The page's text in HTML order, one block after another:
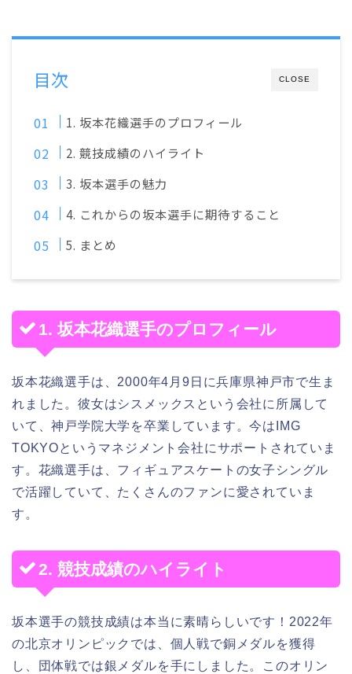
CLOSE
目次
1. 坂本花織選手のプロフィール
2. 競技成績のハイライト
3. 坂本選手の魅力
4. これからの坂本選手に期待すること
5. まとめ
1. 坂本花織選手のプロフィール
坂本花織選手は、2000年4月9日に兵庫県神戸市で生ま
れました。彼女はシスメックスという会社に所属して
いて、神戸学院大学を卒業しています。今はIMG
TOKYOというマネジメント会社にサポートされていま
す。花織選手は、フィギュアスケートの女子シングル
で活躍していて、たくさんのファンに愛されていま
す。
2. 競技成績のハイライト
坂本選手の競技成績は本当に素晴らしいです！2022年
の北京オリンピックでは、個人戦で銅メダルを獲得
し、団体戦では銀メダルを手にしました。このオリン